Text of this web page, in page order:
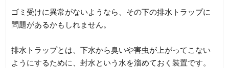
ゴミ受けに異常がないようなら、その下の排水トラップに
問題があるかもしれません。
排水トラップとは、下水から臭いや害虫が上がってこない
ようにするために、封水という水を溜めておく装置です。